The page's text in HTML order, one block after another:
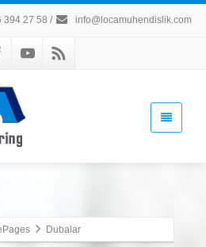
394 27 58 / info@locamuhendislik.com
Dubalar